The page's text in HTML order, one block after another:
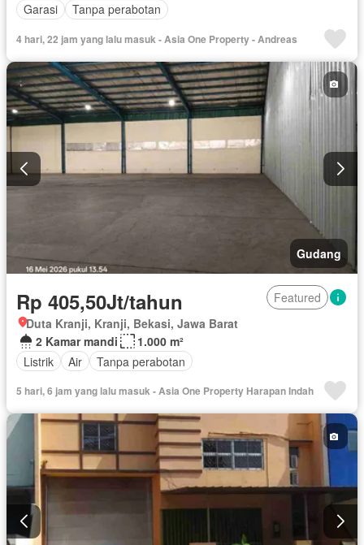
Garasi
Tanpa perabotan
4 hari, 22 jam yang lalu masuk - Asia One Property - Andreas
Gudang
Rp 405,50Jt/tahun
Featured
Duta Kranji, Kranji, Bekasi, Jawa Barat
2 Kamar mandi
1.000 m²
Listrik
Air Tanpa perabotan
5 hari, 6 jam yang lalu masuk - Asia One Property Harapan Indah